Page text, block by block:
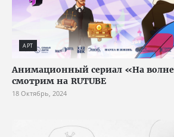
АРТ
Анимационный сериал «На
смотрим на RUTUBE
18 Октябрь, 2024